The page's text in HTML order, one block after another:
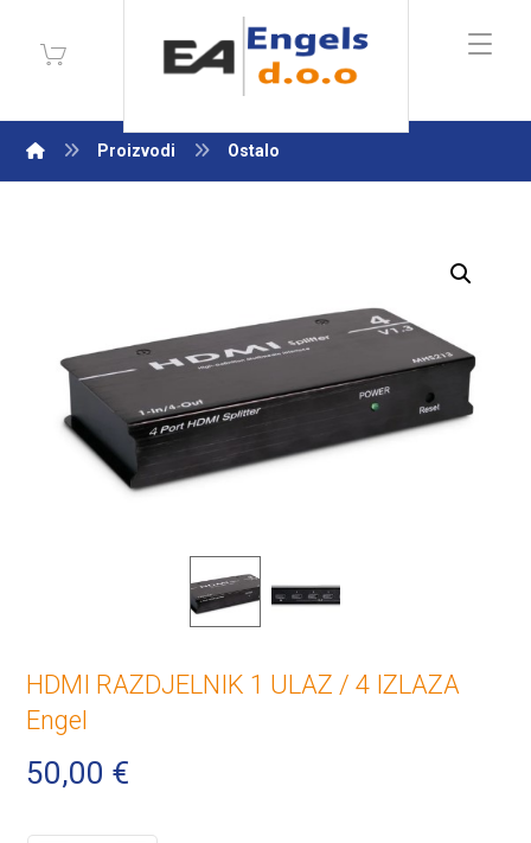
Proizvodi Ostalo
HDMI RAZDJELNIK 1 ULAZ / 4 IZLAZA
Engel
50,00 €